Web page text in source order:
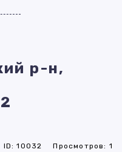
р-н,
ID: 10032 Просмотров: 1